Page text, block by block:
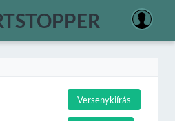
Versenykiírás